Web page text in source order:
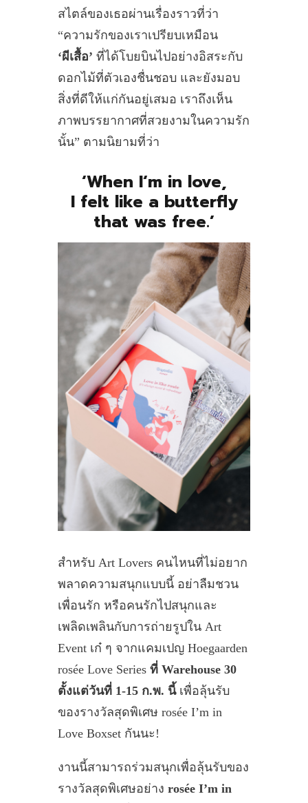
สไตล์ของเธอผ่านเรื่องราวที่ว่า
“ความรักของเราเปรียบเหมือน
‘ผีเสื้อ’ ที่ได้โบยบินไปอย่างอิสระกับ
ดอกไม้ที่ตัวเองชื่นชอบ และยังมอบ
สิ่งที่ดีให้แก่กันอยู่เสมอ เราถึงเห็น
ภาพบรรยากาศที่สวยงามในความรัก
นั้น” ตามนิยามที่ว่า
‘When I‘m in love,
I felt like a butterfly
that was free.’
สำหรับ Art Lovers คนไหนที่ไม่อยาก
พลาดความสนุกแบบนี้ อย่าลืมชวน
เพื่อนรัก หรือคนรักไปสนุกและ
เพลิดเพลินกับการถ่ายรูปใน Art
Event เก๋ ๆ จากแคมเปญ Hoegaarden
rosée Love Series ที่ Warehouse 30
ตั้งแต่วันที่ 1-15 ก.พ. นี้เพื่อลุ้นรับ
ของรางวัลสุดพิเศษ rosée I’m in
Love Boxset กันนะ!
งานนี้สามารถร่วมสนุกเพื่อลุ้นรับของ
รางวัลสุดพิเศษอย่าง rosée I’m in